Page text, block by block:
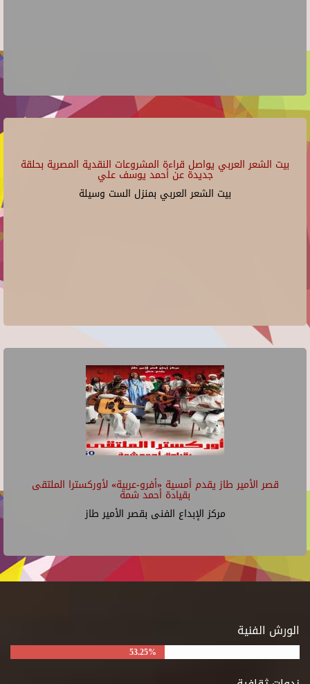
بيت الشعر العربي يواصل قراءة المشروعات النقدية المصرية بحلقة
جديدة عن أحمد يوسف علي
بيت الشعر العربي بمنزل الست وسيلة
قصر الأمير طاز يقدم أمسية «أفرو-عربية» لأوركسترا الملتقى
بقيادة أحمد شمة
مركز الإبداع الفنى بقصر الأمير طاز
الورش الفنية
53.25%